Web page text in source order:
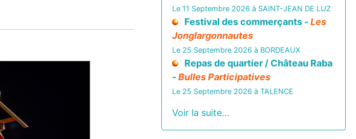
Le 11 Septembre 2026 à SAINT-JEAN DE LUZ
Festival des commerçants -Les
Jonglargonnautes
Le 25 Septembre 2026 à BORDEAUX
Repas de quartier / Château Raba
-Bulles Participatives
Le 25 Septembre 2026 à TALENCE
Voir la suite...